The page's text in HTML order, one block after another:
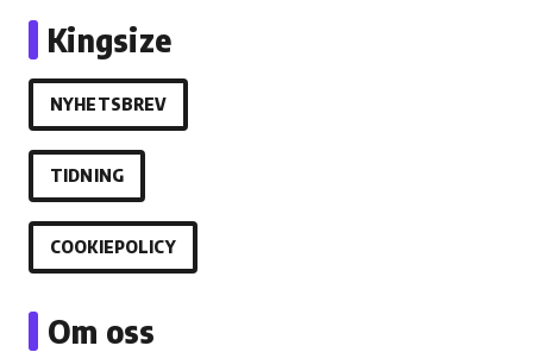
Kingsize
NYHETSBREV
TIDNING
COOKIEPOLICY
Om oss